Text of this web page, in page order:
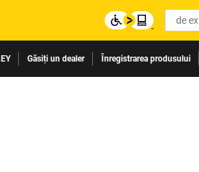
Search
Găsiți un dealer Înregistrarea produsului